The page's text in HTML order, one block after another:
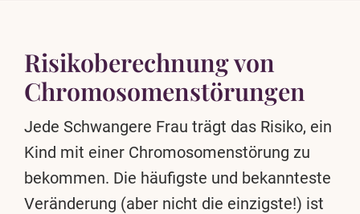
Risikoberechnung von
Chromosomenstörungen
Jede Schwangere Frau trägt das Risiko, ein
Kind mit einer Chromosomenstörung zu
bekommen. Die häufigste und bekannteste
Veränderung (aber nicht die einzigste!) ist